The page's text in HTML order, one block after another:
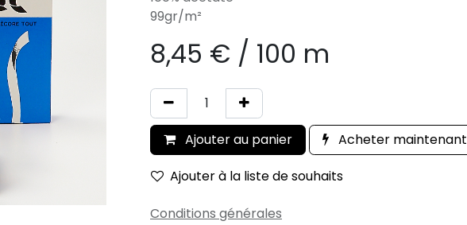
99gr/m²
8,45 € / 100 m
Ajouter au panier
Acheter maintenant
Ajouter à la liste de souhaits
Conditions générales